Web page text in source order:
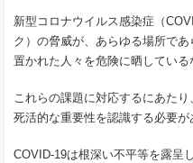
新型コロナウイルス感染症（
ク）の脅威が、あらゆる場所で
置かれた人々を危険に晒している
これらの課題に対応するにあた
死活的な重要性を認識する必要が
COVID-19は根深い不平等を露呈